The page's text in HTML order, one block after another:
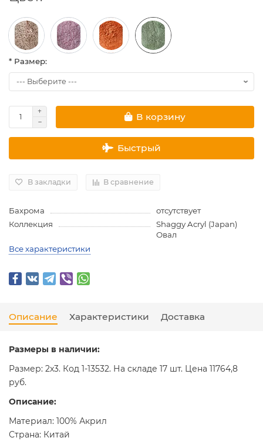
* Размер:
В корзину
Быстрый
В закладки В сравнение
Бахрома
отсутствует
Коллекция
Shaggy Acryl (Japan)
Овал
Все характеристики
Описание Характеристики Доставка
Размеры в наличии:
Размер: 2x3. Код 1-13532. На складе 17 шт. Цена 11764,8
руб.
Описание:
Материал: 100% Акрил
Страна: Китай